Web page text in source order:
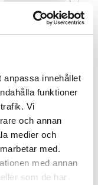
anpassa innehållet
funktioner
Vi
och annan
medier och
med.
med annan
som de har
Case